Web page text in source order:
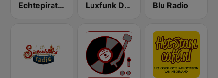
Echtepiraten Luxfunk Dance Blu Radio